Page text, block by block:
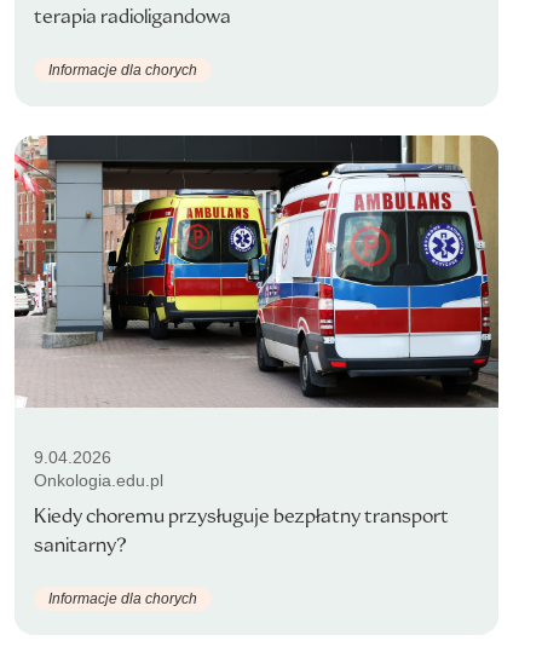
terapia radioligandowa
Informacje dla chorych
9.04.2026
Onkologia.edu.pl
Kiedy choremu przysługuje bezpłatny transport
sanitarny?
Informacje dla chorych